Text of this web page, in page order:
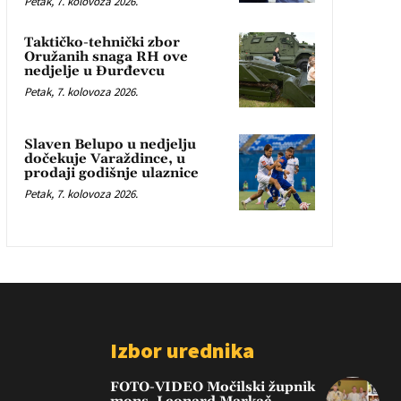
Taktičko-tehnički zbor
Oružanih snaga RH ove
nedjelje u Đurđevcu
Petak, 7. kolovoza 2026.
Slaven Belupo u nedjelju
dočekuje Varaždince, u
prodaji godišnje ulaznice
Petak, 7. kolovoza 2026.
Izbor urednika
FOTO-VIDEO Močilski župnik